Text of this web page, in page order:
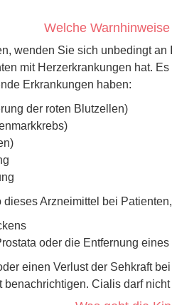
Welche
wenden Sie sich unbedingt
mit Herzerkrankungen hat.
Erkrankungen haben:
der roten Blutzellen)
dieses Arzneimittel bei
oder die Entfernung eines
einen Verlust der Sehkraft
Cialis darf